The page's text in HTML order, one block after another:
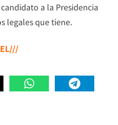
a la Presidencia
legales que tiene.